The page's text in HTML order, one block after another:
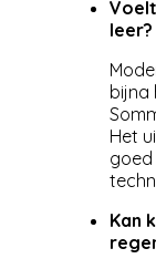
leer?
bijna
Het
goed
Kan